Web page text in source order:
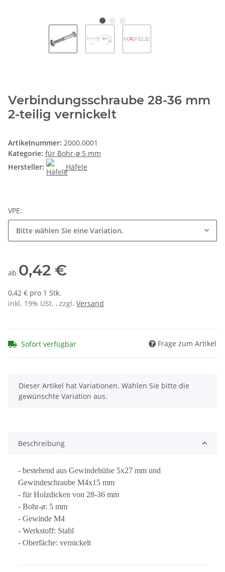
Verbindungsschraube 28-36 mm
2-teilig vernickelt
Artikelnummer: 2000.0001
Kategorie: für Bohr-ø 5 mm
Hersteller:
Häfele
VPE:
Bitte wählen Sie eine Variation.
ab 0,42 €
0,42 € pro 1 Stk.
inkl. 19% USt. , zzgl. Versand
Sofort verfügbar Frage zum Artikel
x
Dieser Artikel hat Variationen. Wählen Sie bitte die
gewünschte Variation aus.
Beschreibung
- bestehend aus Gewindehülse 5x27 mm und
Gewindeschraube M4x15 mm
- für Holzdicken von 28-36 mm
- Bohr-ø: 5 mm
- Gewinde M4
- Werkstoff: Stahl
- Oberfäche: vernickelt